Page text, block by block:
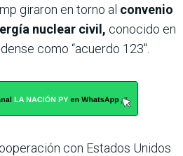
giraron en torno al convenio
nuclear civil, conocido en
como “acuerdo 123″.
con Estados Unidos